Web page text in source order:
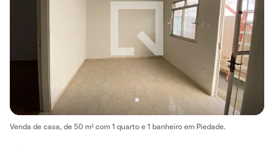
Venda de casa, de 50 m² com 1 quarto e 1 banheiro em Piedade.